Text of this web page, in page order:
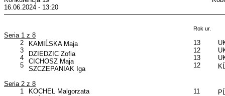
16.06.2024 - 13:20
Rok ur.
Seria 1 z 8
2
3
4
5
KAMIĹSKA Maja
DZIEDZIC Zofia
CICHOSZ Maja
SZCZEPANIAK Iga
13
12
13
12
Seria 2 z 8
1
KOCHEL Malgorzata
11